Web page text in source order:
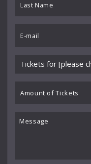
Chartier
Cocteau Jean
Cornelia Kallisch
Curjell Hans
Debussy Claude
Name
*
Please
choose
event
of
Tickets
Message